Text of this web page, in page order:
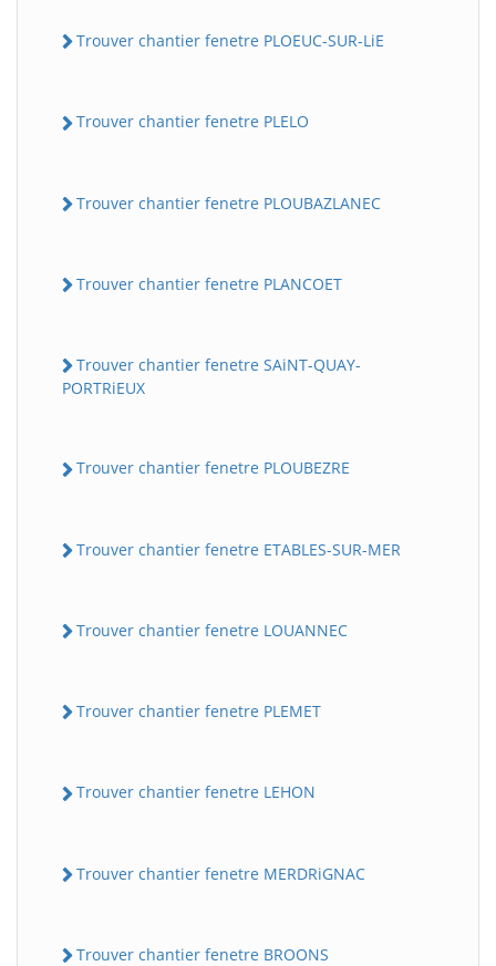
Trouver chantier fenetre PLOEUC-SUR-LiE
Trouver chantier fenetre PLELO
Trouver chantier fenetre PLOUBAZLANEC
Trouver chantier fenetre PLANCOET
Trouver chantier fenetre SAiNT-QUAY-
PORTRiEUX
Trouver chantier fenetre PLOUBEZRE
Trouver chantier fenetre ETABLES-SUR-MER
Trouver chantier fenetre LOUANNEC
Trouver chantier fenetre PLEMET
Trouver chantier fenetre LEHON
Trouver chantier fenetre MERDRiGNAC
Trouver chantier fenetre BROONS